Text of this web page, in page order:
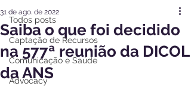
Todos posts
Captação de Recursos
Comunicação e Saúde
Advocacy
Saiba o que foi decidido
na 577ª reunião da DICOL
da ANS
31 de ago. de 2022